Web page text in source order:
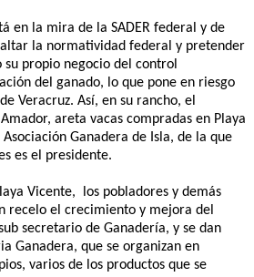
en la mira de la SADER federal y de
la normatividad federal y pretender
propio negocio del control
del ganado, lo que pone en riesgo
Veracruz. Así, en su rancho, el
areta vacas compradas en Playa
Ganadera de Isla, de la que
es el presidente.
Vicente, los pobladores y demás
recelo el crecimiento y mejora del
secretario de Ganadería, y se dan
Ganadera, que se organizan en
varios de los productos que se